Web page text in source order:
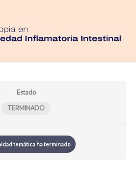
Estado
TERMINADO
temática ha terminado